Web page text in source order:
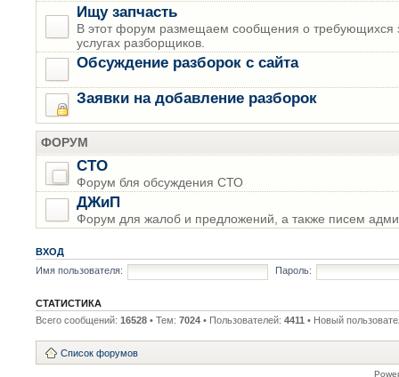
Ищу запчасть
В этот форум размещаем сообщения о требующихся
услугах разборщиков.
Обсуждение разборок с сайта
Заявки на добавление разборок
ФОРУМ
СТО
Форум бля обсуждения СТО
ДЖиП
Форум для жалоб и предложений, а также писем
ВХОД
Имя пользователя:
Пароль:
СТАТИСТИКА
Всего сообщений: 16528 • Тем: 7024 • Пользователей: 4411 • Новый
Список форумов